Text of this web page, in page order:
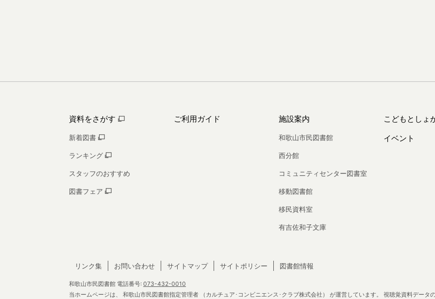
資料をさがす
新着図書
ランキング
スタッフのおすすめ
図書フェア
ご利用ガイド 施設案内
和歌山市民図書館
西分館
コミュニティセンター図書室
移動図書館
移民資料室
有吉佐和子文庫
こどもとしょ
イベント
和歌山市民図書館 電話番号: 073-432-0010
当ホームページは、
和歌山市民図書館指定管理者 （カルチュア･コンビニエンス･クラブ株式会社） が運営しています。 視聴覚資料データ
リンク集 お問い合わせ サイトマップ サイトポリシー 図書館情報